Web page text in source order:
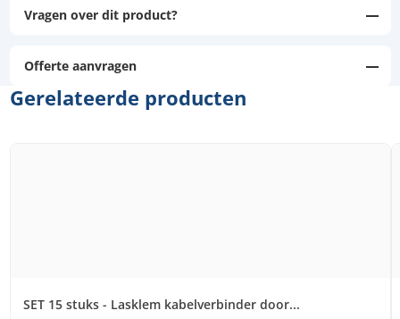
Vragen over dit product?
Offerte aanvragen
Gerelateerde producten
SET 15 stuks - Lasklem kabelverbinder door...